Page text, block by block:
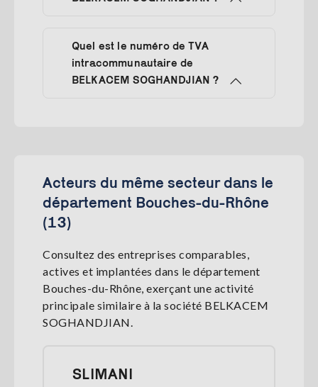
Quel est le numéro de TVA
intracommunautaire de
BELKACEM SOGHANDJIAN ?
Acteurs du même secteur dans le
département Bouches-du-Rhône
(13)
Consultez des entreprises comparables,
actives et implantées dans le département
Bouches-du-Rhône, exerçant une activité
principale similaire à la société BELKACEM
SOGHANDJIAN.
SLIMANI